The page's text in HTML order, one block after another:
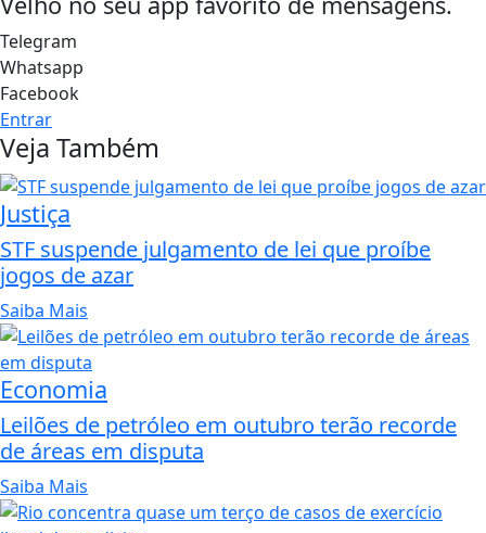
Telegram
Whatsapp
Facebook
Entrar
Veja Também
Justiça
STF suspende julgamento de lei que proíbe
jogos de azar
Saiba Mais
Economia
Leilões de petróleo em outubro terão recorde
de áreas em disputa
Saiba Mais